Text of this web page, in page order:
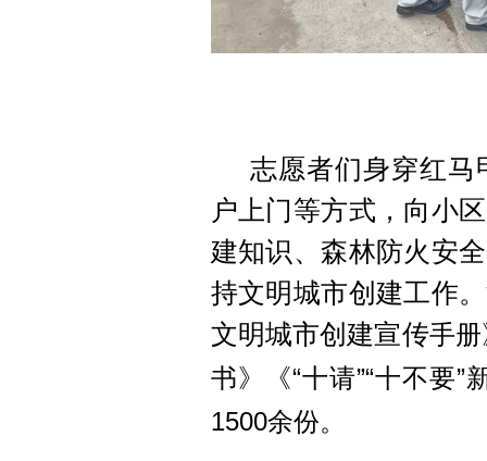
志愿者们身穿红马
户上门等方式，向小
建知识、森林防火安
持文明城市创建工作
文明城市创建宣传手
书》《“十请”“十不要
1500余份。